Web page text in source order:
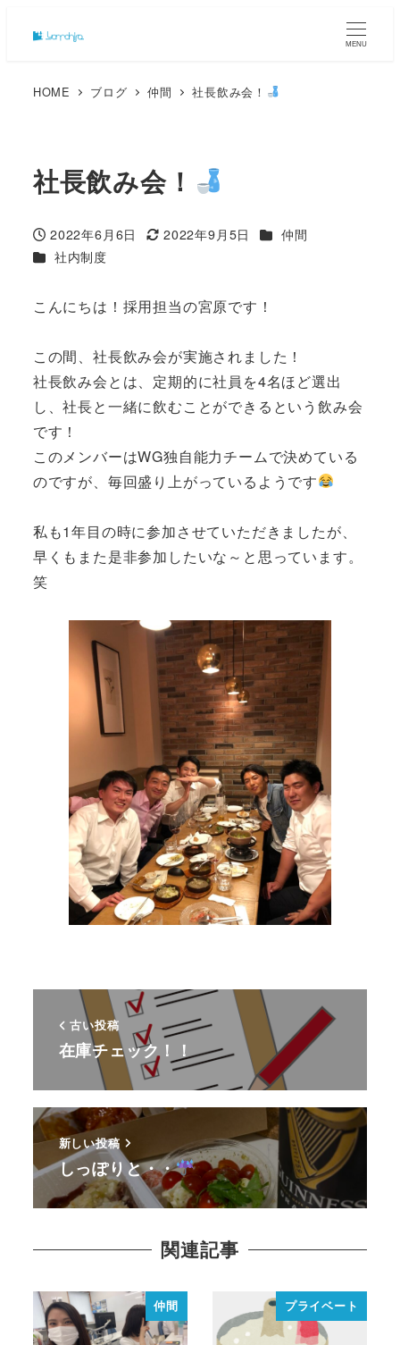
MENU
HOME ブログ 仲間 社長飲み会！
社長飲み会！
投稿日
2022年6月6日
更新日
2022年9月5日 カテゴリー
仲間
カテゴリー
社内制度
こんにちは！採用担当の宮原です！
この間、社長飲み会が実施されました！
社長飲み会とは、定期的に社員を4名ほど選出
し、社長と一緒に飲むことができるという飲み会
です！
このメンバーはWG独自能力チームで決めている
のですが、毎回盛り上がっているようです
私も1年目の時に参加させていただきましたが、
早くもまた是非参加したいな～と思っています。
笑
古い投稿
在庫チェック！！
新しい投稿
しっぽりと・・
関連記事
仲間 プライベート